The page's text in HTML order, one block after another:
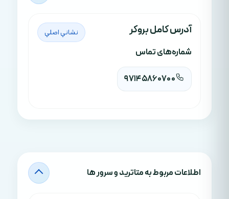
آدرس کامل بروکر نشاني اصلي
شماره‌های تماس
97145860700
اطلاعات مربوط به متاترید و سرور ها